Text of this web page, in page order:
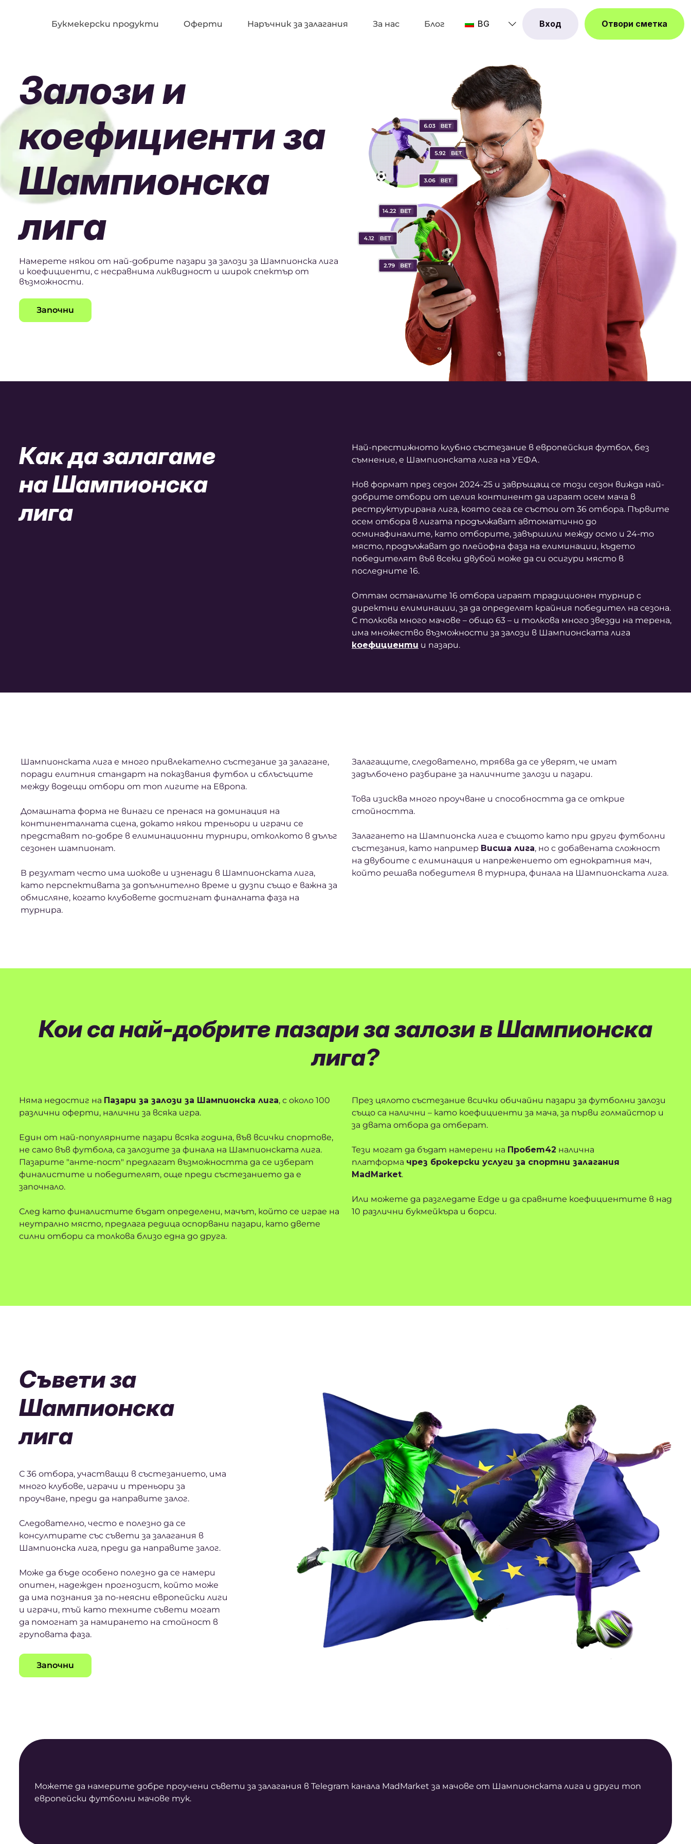
Букмекерски продукти Оферти Наръчник за залагания За нас Блог BG Вход Отвори сметка
Залози и
коефициенти за
Шампионска
лига
Намерете някои от най-добрите пазари за залози за Шампионска лига
и коефициенти, с несравнима ликвидност и широк спектър от
възможности.
Започни
Как да залагаме
на Шампионска
лига
Най-престижното клубно състезание в европейския футбол, без
съмнение, е Шампионската лига на УЕФА.
Нов формат през сезон 2024-25 и завръщащ се този сезон вижда най-
добрите отбори от целия континент да играят осем мача в
реструктурирана лига, която сега се състои от 36 отбора. Първите
осем отбора в лигата продължават автоматично до
осминафиналите, като отборите, завършили между осмо и 24-то
място, продължават до плейофна фаза на елиминации, където
победителят във всеки двубой може да си осигури място в
последните 16.
Оттам останалите 16 отбора играят традиционен турнир с
директни елиминации, за да определят крайния победител на сезона.
С толкова много мачове – общо 63 – и толкова много звезди на терена,
има множество възможности за залози в Шампионската лига
коефициенти и пазари.
Шампионската лига е много привлекателно състезание за залагане,
поради елитния стандарт на показвания футбол и сблъсъците
между водещи отбори от топ лигите на Европа.
Домашната форма не винаги се пренася на доминация на
континенталната сцена, докато някои треньори и играчи се
представят по-добре в елиминационни турнири, отколкото в дълъг
сезонен шампионат.
В резултат често има шокове и изненади в Шампионската лига,
като перспективата за допълнително време и дузпи също е важна за
обмисляне, когато клубовете достигнат финалната фаза на
турнира.
Залагащите, следователно, трябва да се уверят, че имат
задълбочено разбиране за наличните залози и пазари.
Това изисква много проучване и способността да се открие
стойността.
Залагането на Шампионска лига е същото като при други футболни
състезания, като например Висша лига, но с добавената сложност
на двубоите с елиминация и напрежението от еднократния мач,
който решава победителя в турнира, финала на Шампионската лига.
Кои са най-добрите пазари за залози в Шампионска
лига?
Няма недостиг на Пазари за залози за Шампионска лига, с около 100
различни оферти, налични за всяка игра.
Един от най-популярните пазари всяка година, във всички спортове,
не само във футбола, са залозите за финала на Шампионската лига.
Пазарите "анте-пост" предлагат възможността да се изберат
финалистите и победителят, още преди състезанието да е
започнало.
След като финалистите бъдат определени, мачът, който се играе на
неутрално място, предлага редица оспорвани пазари, като двете
силни отбори са толкова близо една до друга.
През цялото състезание всички обичайни пазари за футболни залози
също са налични – като коефициенти за мача, за първи голмайстор и
за двата отбора да отберат.
Тези могат да бъдат намерени на Пробет42 налична
платформа чрез брокерски услуги за спортни залагания
MadMarket.
Или можете да разгледате Edge и да сравните коефициентите в над
10 различни букмейкъра и борси.
Съвети за
Шампионска
лига
С 36 отбора, участващи в състезанието, има
много клубове, играчи и треньори за
проучване, преди да направите залог.
Следователно, често е полезно да се
консултирате със съвети за залагания в
Шампионска лига, преди да направите залог.
Може да бъде особено полезно да се намери
опитен, надежден прогнозист, който може
да има познания за по-неясни европейски лиги
и играчи, тъй като техните съвети могат
да помогнат за намирането на стойност в
груповата фаза.
Започни
Можете да намерите добре проучени съвети за залагания в Telegram канала MadMarket за мачове от Шампионската лига и други топ
европейски футболни мачове тук.